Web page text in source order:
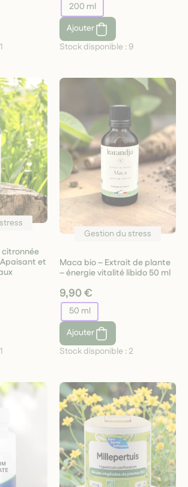
1
200 ml
Ajouter
Stock disponible : 9
citronnée
et
1
Gestion du stress
Maca bio – Extrait de plante
– énergie vitalité libido 50 ml
9,90 €
50 ml
Ajouter
Stock disponible : 2